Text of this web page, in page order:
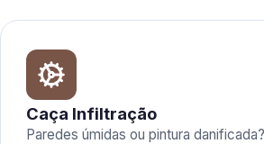
Caça Infiltração
Paredes úmidas ou pintura